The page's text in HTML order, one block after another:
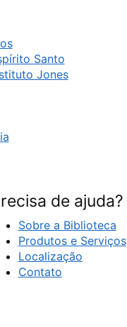
Santo
Jones
de ajuda?
Sobre a Biblioteca
Produtos e Serviços
Localização
Contato